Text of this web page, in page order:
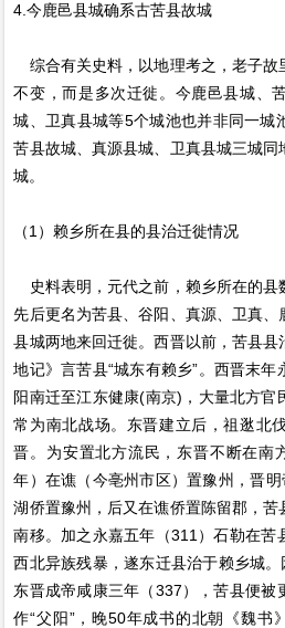
4.今鹿邑县城确系古苦县故城
综合有关史料，以地理考之，老子故
不变，而是多次迁徙。今鹿邑县城、
城、卫真县城等5个城池也并非同一城
苦县故城、真源县城、卫真县城三城
城。
（1）赖乡所在县的县治迁徙情况
史料表明，元代之前，赖乡所在的县
先后更名为苦县、谷阳、真源、卫真
县城两地来回迁徙。西晋以前，苦县
地记》言苦县“城东有赖乡”。西晋末
阳南迁至江东健康(南京)，大量北方官
常为南北战场。东晋建立后，祖逖北
晋。为安置北方流民，东晋不断在南
年）在谯（今亳州市区）置豫州，晋
湖侨置豫州，后又在谯侨置陈留郡，
南移。加之永嘉五年（311）石勒在苦
西北异族残暴，遂东迁县治于赖乡城。
东晋成帝咸康三年（337），苦县便被
作“父阳”，晚50年成书的北朝《魏书